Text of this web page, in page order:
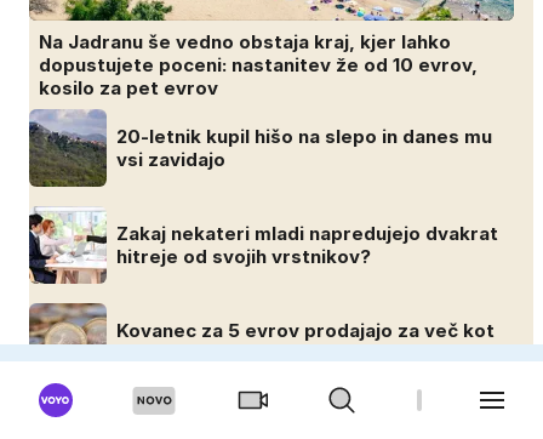
Na Jadranu še vedno obstaja kraj, kjer lahko
dopustujete poceni: nastanitev že od 10 evrov,
kosilo za pet evrov
20-letnik kupil hišo na slepo in danes mu
vsi zavidajo
Zakaj nekateri mladi napredujejo dvakrat
hitreje od svojih vrstnikov?
Kovanec za 5 evrov prodajajo za več kot